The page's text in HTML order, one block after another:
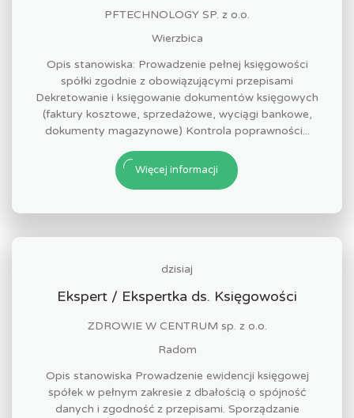
PFTECHNOLOGY SP. z o.o.
Wierzbica
Opis stanowiska: Prowadzenie pełnej księgowości
spółki zgodnie z obowiązującymi przepisami
Dekretowanie i księgowanie dokumentów księgowych
(faktury kosztowe, sprzedażowe, wyciągi bankowe,
dokumenty magazynowe) Kontrola poprawności...
Więcej informacji
dzisiaj
Ekspert / Ekspertka ds. Księgowości
ZDROWIE W CENTRUM sp. z o.o.
Radom
Opis stanowiska Prowadzenie ewidencji księgowej
spółek w pełnym zakresie z dbałością o spójność
danych i zgodność z przepisami. Sporządzanie